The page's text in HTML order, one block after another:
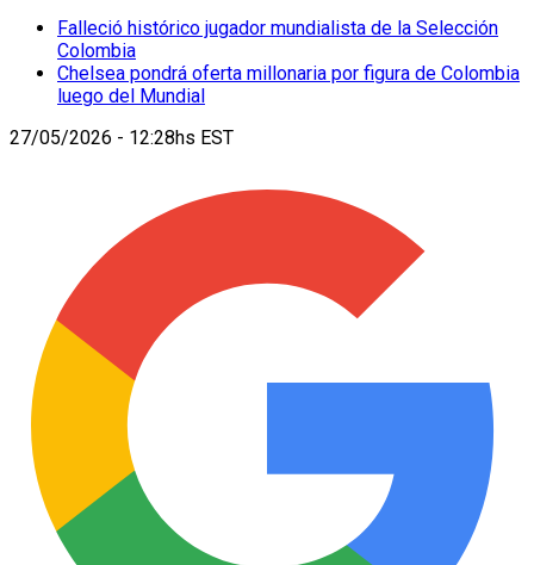
Falleció histórico jugador mundialista de la Selección
Colombia
Chelsea pondrá oferta millonaria por figura de Colombia
luego del Mundial
27/05/2026 - 12:28hs EST